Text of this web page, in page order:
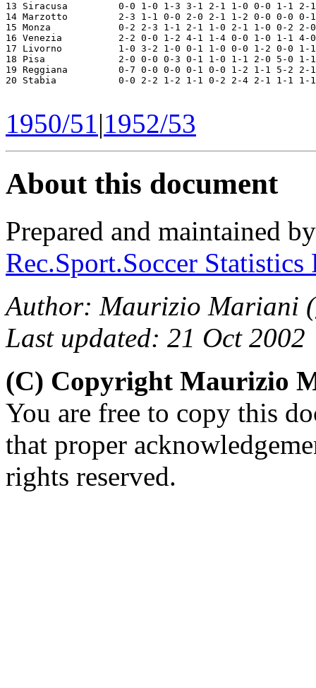
1950/51|1952/53
About this document
Prepared and maintained
Rec.Sport.Soccer
Author: Maurizio Mariani (
Last updated: 21 Oct 2002
(C) Copyright Maurizio
You are free to copy this
that proper
rights reserved.